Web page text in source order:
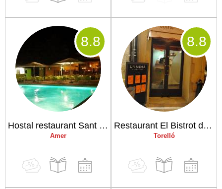
Hostal restaurant Sant Marçal
Amer
8.8
Restaurant El Bistrot del Firal
Torelló
8.8